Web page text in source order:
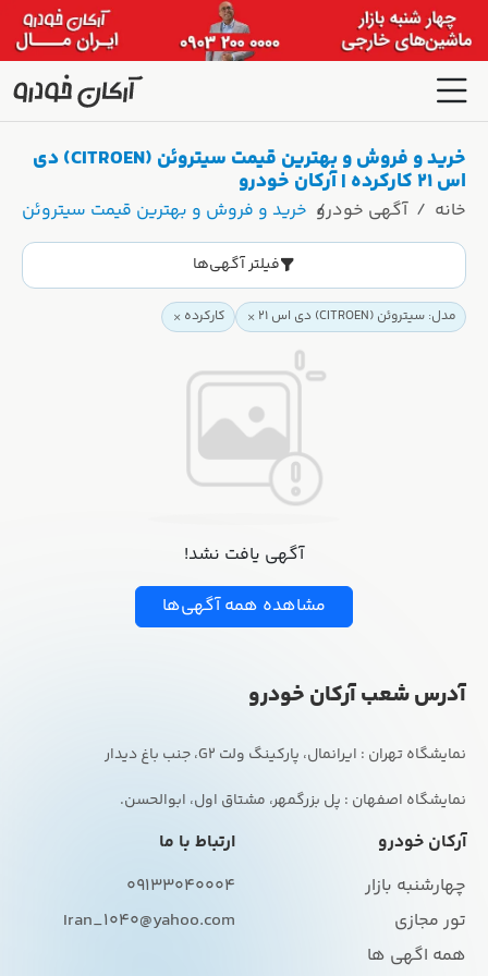
خرید و فروش و بهترین قیمت سیتروئن (CITROEN) دی
اس 21 کارکرده | آرکان خودرو
خانه آگهی خودرو خرید و فروش و بهترین قیمت سیتروئن (CITROEN) دی اس 21 کارکرده | آرکان خودرو
فیلتر آگهی‌ها
مدل: سیتروئن (CITROEN) دی اس 21 کارکرده
آگهی یافت نشد!
مشاهده همه آگهی‌ها
آدرس شعب آرکان خودرو
نمایشگاه اصفهان : پل بزرگمهر، مشتاق اول، ابوالحسن.
آرکان خودرو
چهارشنبه بازار
تور مجازی
همه اگهی ها
ارتباط با ما
09133040004
Iran_1040@yahoo.com